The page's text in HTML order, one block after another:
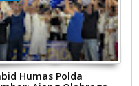
Humas Polda